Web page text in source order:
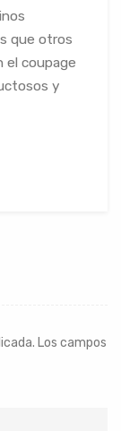
que otros
el coupage
y
Los campos